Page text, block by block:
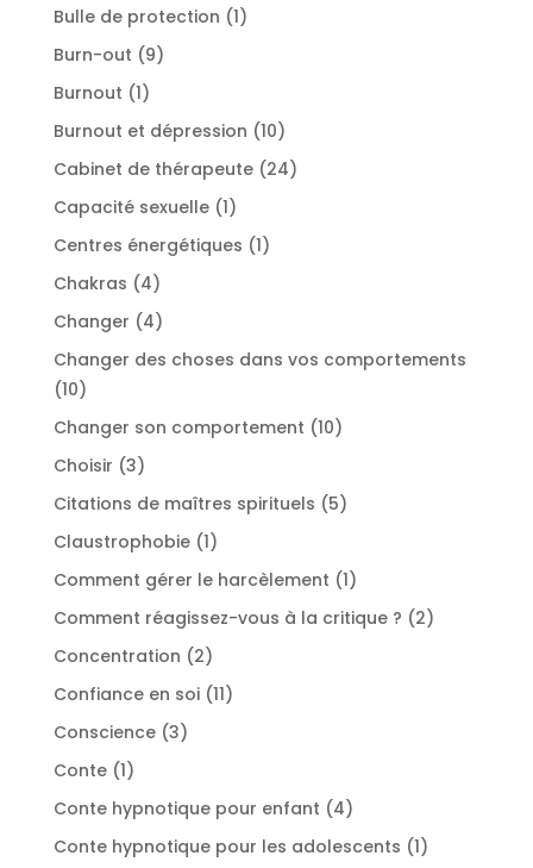
produits
Bulle de protection 11
Burn-out 99
Burnout 11
produit
Burnout et dépression 1010
produits
Cabinet de thérapeute 2424
Capacité sexuelle 11
produit
Centres énergétiques 11
Chakras 44
produits
Changer 44
produits
Changer des choses dans vos comportements
1010
Changer son comportement 1010
Choisir 33
produits
Citations de maîtres spirituels 55
Claustrophobie 11
produit
Comment gérer le harcèlement 11
produit
Comment réagissez-vous à la critique ? 22
Concentration 22
produits
Confiance en soi 1111
Conscience 33
Conte 11
produit
Conte hypnotique pour enfant 44
produits
Conte hypnotique pour les adolescents 11